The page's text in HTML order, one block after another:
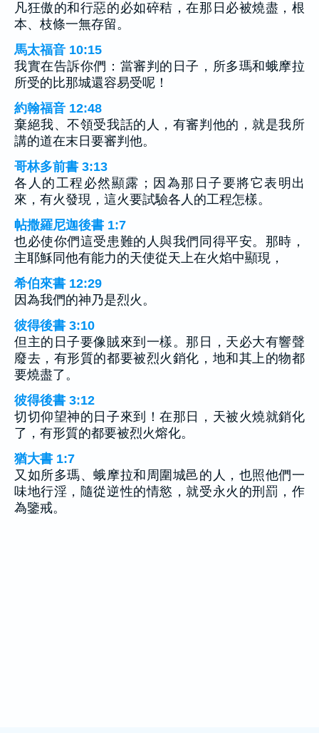
凡狂傲的和行惡的必如碎秸，在那日必被燒盡，根
本、枝條一無存留。
馬太福音 10:15
我實在告訴你們：當審判的日子，所多瑪和蛾摩拉
所受的比那城還容易受呢！
約翰福音 12:48
棄絕我、不領受我話的人，有審判他的，就是我所
講的道在末日要審判他。
哥林多前書 3:13
各人的工程必然顯露；因為那日子要將它表明出
來，有火發現，這火要試驗各人的工程怎樣。
帖撒羅尼迦後書 1:7
也必使你們這受患難的人與我們同得平安。那時，
主耶穌同他有能力的天使從天上在火焰中顯現，
希伯來書 12:29
因為我們的神乃是烈火。
彼得後書 3:10
但主的日子要像賊來到一樣。那日，天必大有響聲
廢去，有形質的都要被烈火銷化，地和其上的物都
要燒盡了。
彼得後書 3:12
切切仰望神的日子來到！在那日，天被火燒就銷化
了，有形質的都要被烈火熔化。
猶大書 1:7
又如所多瑪、蛾摩拉和周圍城邑的人，也照他們一
味地行淫，隨從逆性的情慾，就受永火的刑罰，作
為鑒戒。